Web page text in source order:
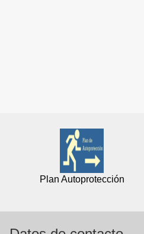
Plan Autoprotección